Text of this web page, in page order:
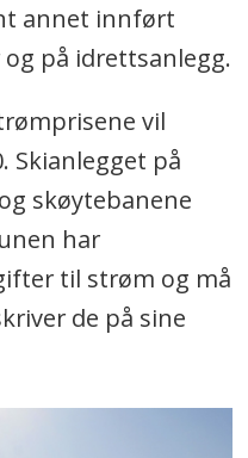
annet innført
på idrettsanlegg.
vil
Skianlegget på
skøytebanene
har
til strøm og må
de på sine